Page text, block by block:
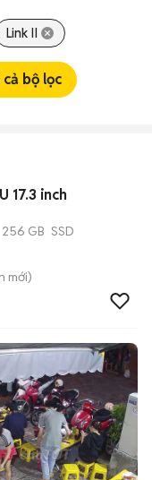
Link II
bộ lọc
17.3 inch
256 GB SSD
mới)